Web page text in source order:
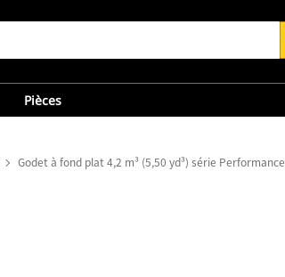
Pièces
Godet à fond plat 4,2 m³ (5,50 yd³) série Performance